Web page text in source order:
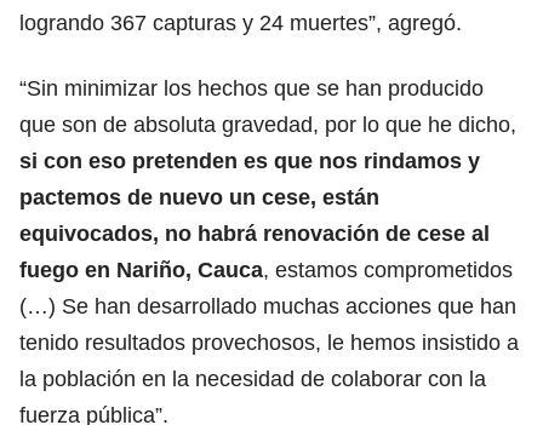
logrando 367 capturas y 24 muertes”, agregó.
“Sin minimizar los hechos que se han producido
que son de absoluta gravedad, por lo que he dicho,
si con eso pretenden es que nos rindamos y
pactemos de nuevo un cese, están
equivocados, no habrá renovación de cese al
fuego en Nariño, Cauca, estamos comprometidos
(…) Se han desarrollado muchas acciones que han
tenido resultados provechosos, le hemos insistido a
la población en la necesidad de colaborar con la
fuerza pública”.